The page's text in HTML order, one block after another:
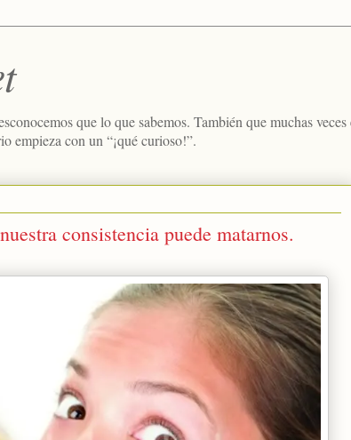
que lo que sabemos. También que muchas
empieza con un “¡qué curioso!”.
consistencia puede matarnos.